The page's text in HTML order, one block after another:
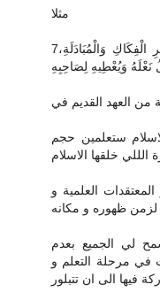
مثلا
7وَهذِهِ هِيَ الْعَادَةُ سَابِقًا فِي إِسْرَائِيلَ فِي أَمْرِ الْفِكَاكِ وَالْمُبَادَلَةِ،
ستعلمين حجم
الللي خلقها الاسلام
العلمية و
لزمن ظهوره و مكانه
لي الجميع بعدم
في مرحلة التعلم و
فيها الى ان تتبلور